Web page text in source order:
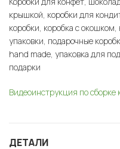
крышкой, коробки для
коробки, коробка с
упаковки, подарочные
hand made, упаковка для
подарки
Видеоинструкция по сборке
ДЕТАЛИ